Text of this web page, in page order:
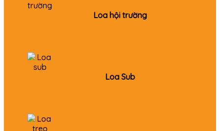
Loa hội trường
Loa Sub